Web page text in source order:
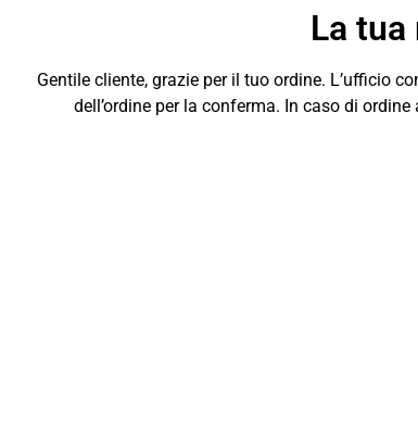
La
Gentile cliente, grazie per il tuo ordine. L’ufficio
dell’ordine per la conferma. In caso di